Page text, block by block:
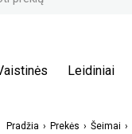
Leidiniai
Pradžia Prekės Šeimai